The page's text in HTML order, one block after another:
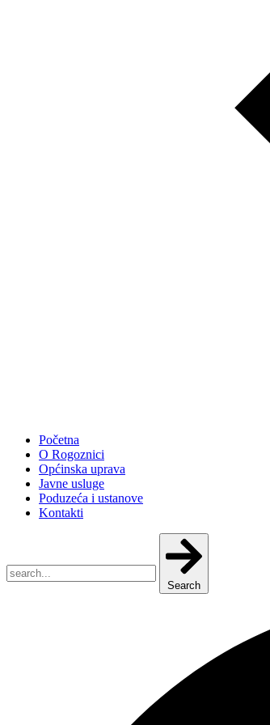
Početna
O Rogoznici
Općinska uprava
Javne usluge
Poduzeća i ustanove
Kontakti
Search